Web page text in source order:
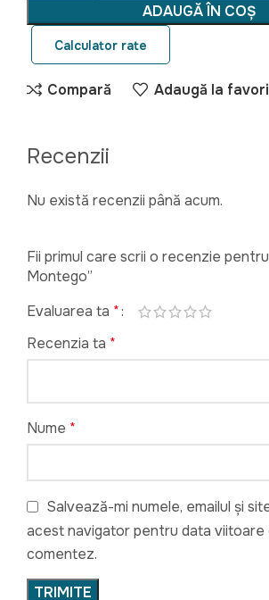
ADAUGĂ ÎN COȘ
Calculator rate
Compară Adaugă la
Recenzii
Nu există recenzii până acum.
Fii primul care scrii o recenzie
Montego”
Evaluarea ta *
Recenzia ta *
Nume *
Salvează-mi numele, emailul și
acest navigator pentru data viitoare
comentez.